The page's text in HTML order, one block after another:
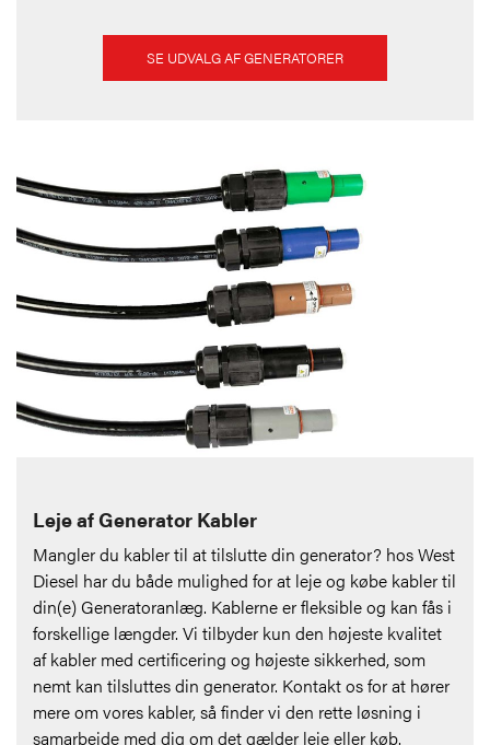
SE UDVALG AF GENERATORER
Leje af Generator Kabler
Mangler du kabler til at tilslutte din generator? hos West
Diesel har du både mulighed for at leje og købe kabler til
din(e) Generatoranlæg. Kablerne er fleksible og kan fås i
forskellige længder. Vi tilbyder kun den højeste kvalitet
af kabler med certificering og højeste sikkerhed, som
nemt kan tilsluttes din generator. Kontakt os for at hører
mere om vores kabler, så finder vi den rette løsning i
samarbejde med dig om det gælder leje eller køb.